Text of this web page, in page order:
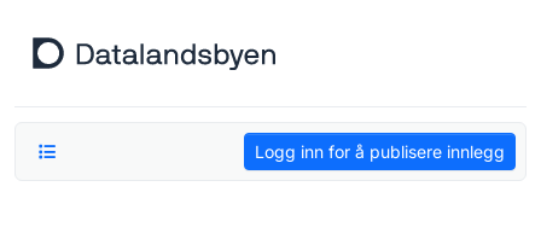
Logg inn for å publisere innlegg